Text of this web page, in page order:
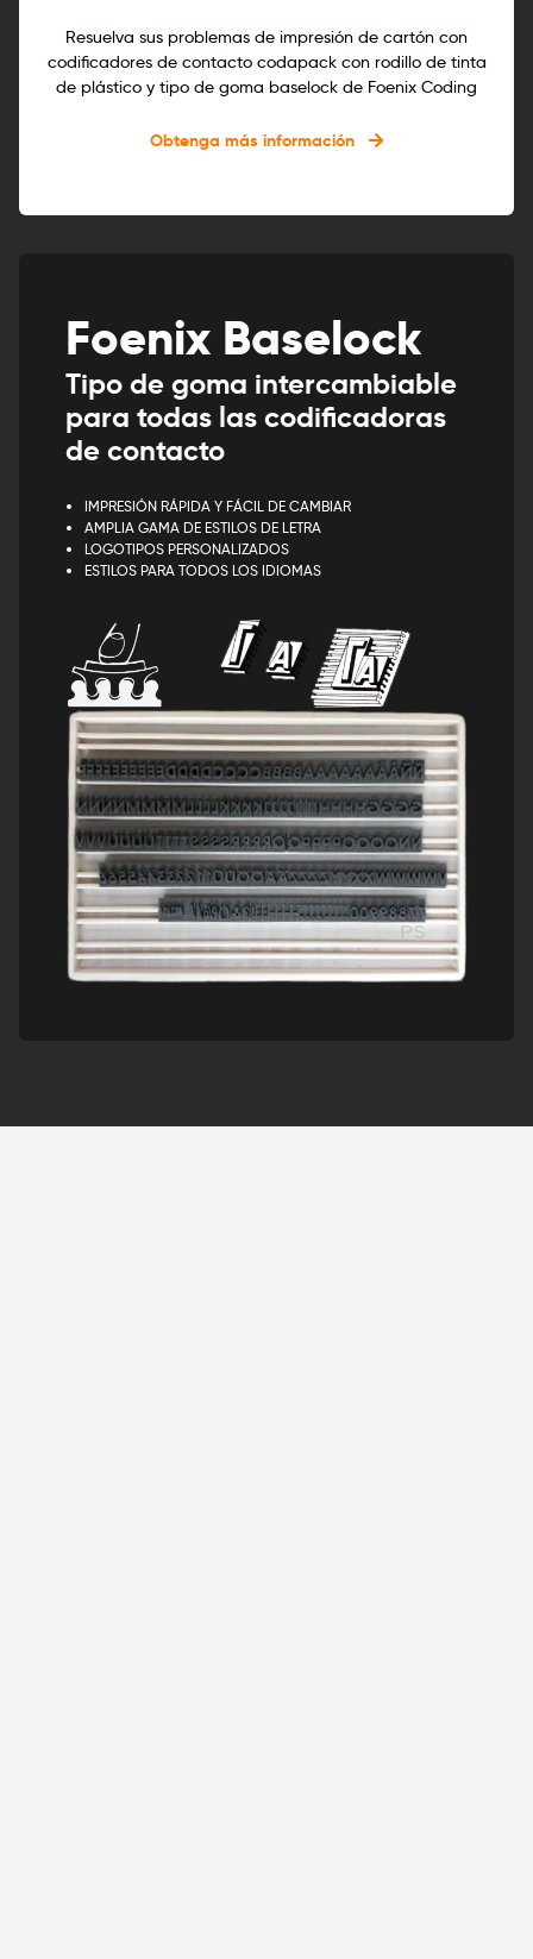
Resuelva sus problemas de impresión de cartón con
codificadores de contacto codapack con rodillo de tinta
de plástico y tipo de goma baselock de Foenix Coding
Obtenga más información
Foenix Baselock
Tipo de goma intercambiable
para todas las codificadoras
de contacto
IMPRESIÓN RÁPIDA Y FÁCIL DE CAMBIAR
AMPLIA GAMA DE ESTILOS DE LETRA
LOGOTIPOS PERSONALIZADOS
ESTILOS PARA TODOS LOS IDIOMAS